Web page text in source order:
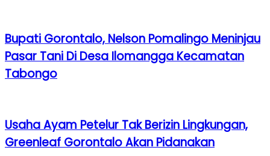
Bupati Gorontalo, Nelson Pomalingo Meninjau
Pasar Tani Di Desa Ilomangga Kecamatan
Tabongo
Usaha Ayam Petelur Tak Berizin Lingkungan,
Greenleaf Gorontalo Akan Pidanakan